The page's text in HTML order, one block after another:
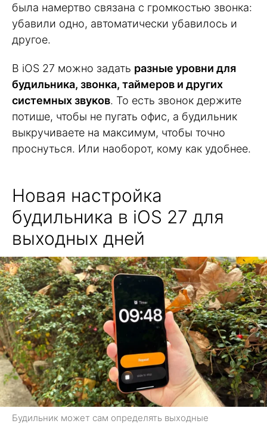
была намертво связана с громкостью звонка:
убавили одно, автоматически убавилось и
другое.
В iOS 27 можно задать разные уровни для
будильника, звонка, таймеров и других
системных звуков. То есть звонок держите
потише, чтобы не пугать офис, а будильник
выкручиваете на максимум, чтобы точно
проснуться. Или наоборот, кому как удобнее.
Новая настройка
будильника в iOS 27 для
выходных дней
Будильник может сам определять выходные